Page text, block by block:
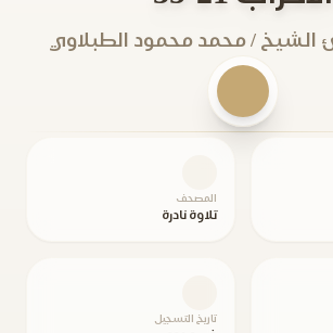
الشيخ / محمد محمود الطبلاوي
المصحف
تلاوة نادرة
تاريخ التسجيل